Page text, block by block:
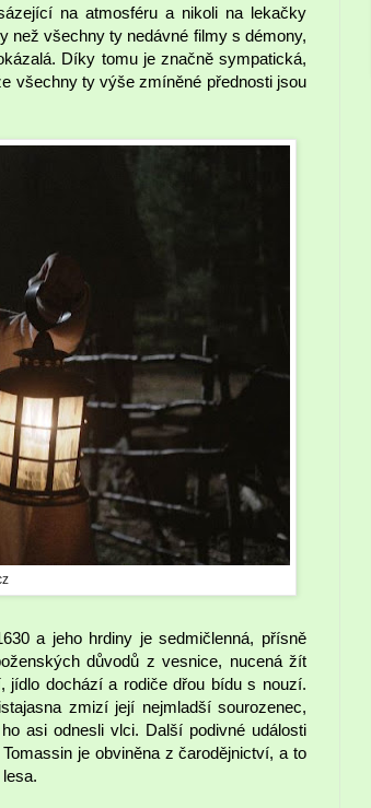
na atmosféru a nikoli na lekačky
než všechny ty nedávné filmy s démony,
Díky tomu je značně sympatická,
všechny ty výše zmíněné přednosti jsou
a jeho hrdiny je sedmičlenná, přísně
důvodů z vesnice, nucená žít
jídlo dochází a rodiče dřou bídu s nouzí.
zmizí její nejmladší sourozenec,
asi odnesli vlci. Další podivné události
je obviněna z čarodějnictví, a to